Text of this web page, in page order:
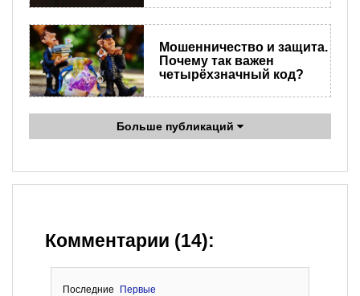
Мошенничество и защита.
Почему так важен
четырёхзначный код?
Больше публикаций
Комментарии (14):
Последние
Первые